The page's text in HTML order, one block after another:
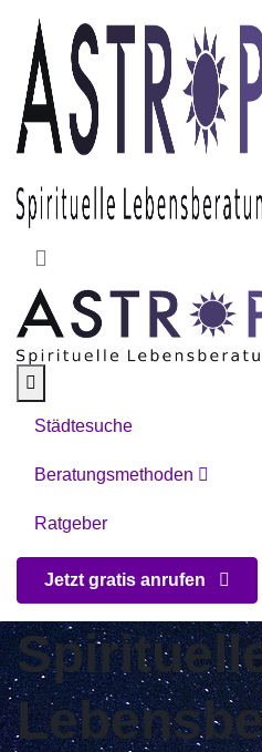
Skip to main content
Städtesuche
Beratungsmethoden
Ratgeber
Jetzt gratis anrufen